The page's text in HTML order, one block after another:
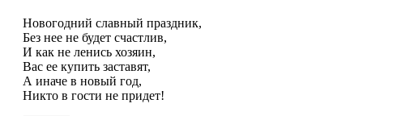
Новогодний славный праздник,
Без нее не будет счастлив,
И как не ленись хозяин,
Вас ее купить заставят,
А иначе в новый год,
Никто в гости не придет!